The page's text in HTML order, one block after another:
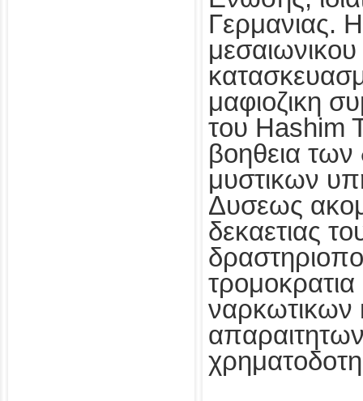
Γερμανιας.
μαφιοζικη
του Hashim
βοηθεια
μυστικων
Δυσεως
δεκαετιας
τρομοκρατια
ναρκωτικων